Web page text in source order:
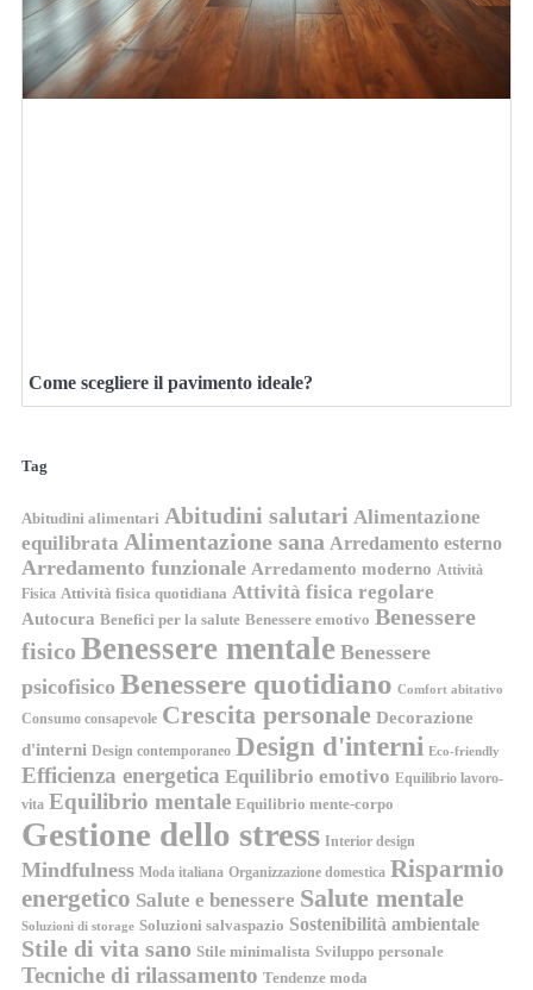
Come scegliere il pavimento ideale?
Tag
Abitudini alimentari Abitudini salutari Alimentazione
equilibrata Alimentazione sana Arredamento esterno
Arredamento funzionale Arredamento moderno Attività
Fisica Attività fisica quotidiana Attività fisica regolare
Autocura Benefici per la salute Benessere emotivo Benessere
fisico Benessere mentale Benessere
psicofisico Benessere quotidiano Comfort abitativo
Consumo consapevole Crescita personale Decorazione
d'interni Design contemporaneo Design d'interni Eco-friendly
Efficienza energetica Equilibrio emotivo Equilibrio lavoro-
vita Equilibrio mentale Equilibrio mente-corpo
Gestione dello stress Interior design
Mindfulness Moda italiana Organizzazione domestica Risparmio
energetico Salute e benessere Salute mentale
Soluzioni di storage Soluzioni salvaspazio Sostenibilità ambientale
Stile di vita sano Stile minimalista Sviluppo personale
Tecniche di rilassamento Tendenze moda